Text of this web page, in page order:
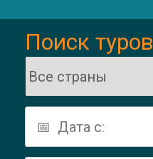
Поиск туров